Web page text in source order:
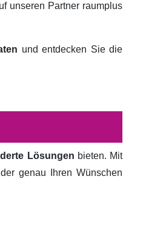
unseren Partner raumplus
und entdecken Sie die
Lösungen bieten. Mit
genau Ihren Wünschen